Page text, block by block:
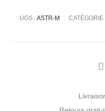
UGS :ASTR-M CATÉGORIE